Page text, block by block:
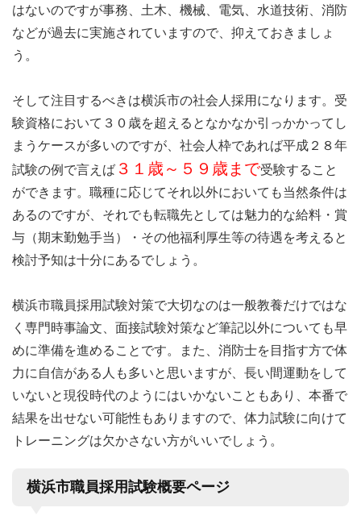
はないのですが事務、土木、機械、電気、水道技術、消防
などが過去に実施されていますので、抑えておきましょ
う。
そして注目するべきは横浜市の社会人採用になります。受
験資格において３０歳を超えるとなかなか引っかかってし
まうケースが多いのですが、社会人枠であれば平成２８年
試験の例で言えば ３１歳～５９歳まで受験すること
ができます。職種に応じてそれ以外においても当然条件は
あるのですが、それでも転職先としては魅力的な給料・賞
与（期末勤勉手当）・その他福利厚生等の待遇を考えると
検討予知は十分にあるでしょう。
横浜市職員採用試験対策で大切なのは一般教養だけではな
く専門時事論文、面接試験対策など筆記以外についても早
めに準備を進めることです。また、消防士を目指す方で体
力に自信がある人も多いと思いますが、長い間運動をして
いないと現役時代のようにはいかないこともあり、本番で
結果を出せない可能性もありますので、体力試験に向けて
トレーニングは欠かさない方がいいでしょう。
横浜市職員採用試験概要ページ